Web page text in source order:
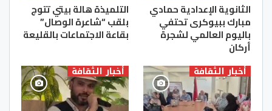
الثانوية الإعدادية حمادي
مبارك ببيوكرى تحتفي
باليوم العالمي لشجرة
أركان
التلميذة هالة بيتي تتوج
بلقب “شاعرة الوصال”
بقاعة الاجتماعات بالقليعة
أخبار الثقافة أخبار الثقافة